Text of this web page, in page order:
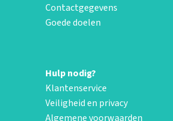
Contactgegevens
Goede doelen
Hulp nodig?
Klantenservice
Veiligheid en privacy
Algemene voorwaarden